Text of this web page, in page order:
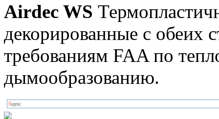
Airdec WS
декорированные с обеих
требованиям FAA по
дымообразованию.